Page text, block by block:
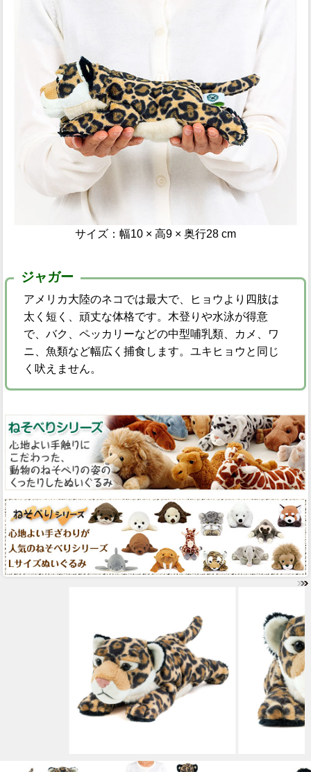
サイズ：幅10 × 高9 × 奥行28 cm
ジャガー
アメリカ大陸のネコでは最大で、ヒョウより四肢は
太く短く、頑丈な体格です。木登りや水泳が得意
で、バク、ペッカリーなどの中型哺乳類、カメ、ワ
ニ、魚類など幅広く捕食します。ユキヒョウと同じ
く吠えません。